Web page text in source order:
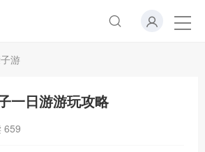
游
一日游游玩攻略
659